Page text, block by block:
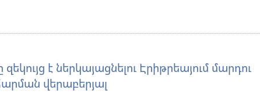
է ներկայացնելու Էրիթրեայում մարդու
վերաբերյալ